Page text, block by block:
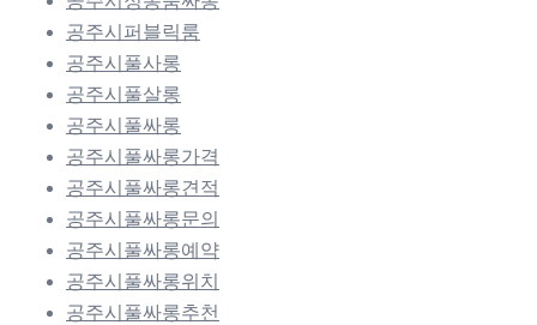
공주시퍼블릭룸
공주시풀사롱
공주시풀살롱
공주시풀싸롱
공주시풀싸롱가격
공주시풀싸롱견적
공주시풀싸롱문의
공주시풀싸롱예약
공주시풀싸롱위치
공주시풀싸롱추천